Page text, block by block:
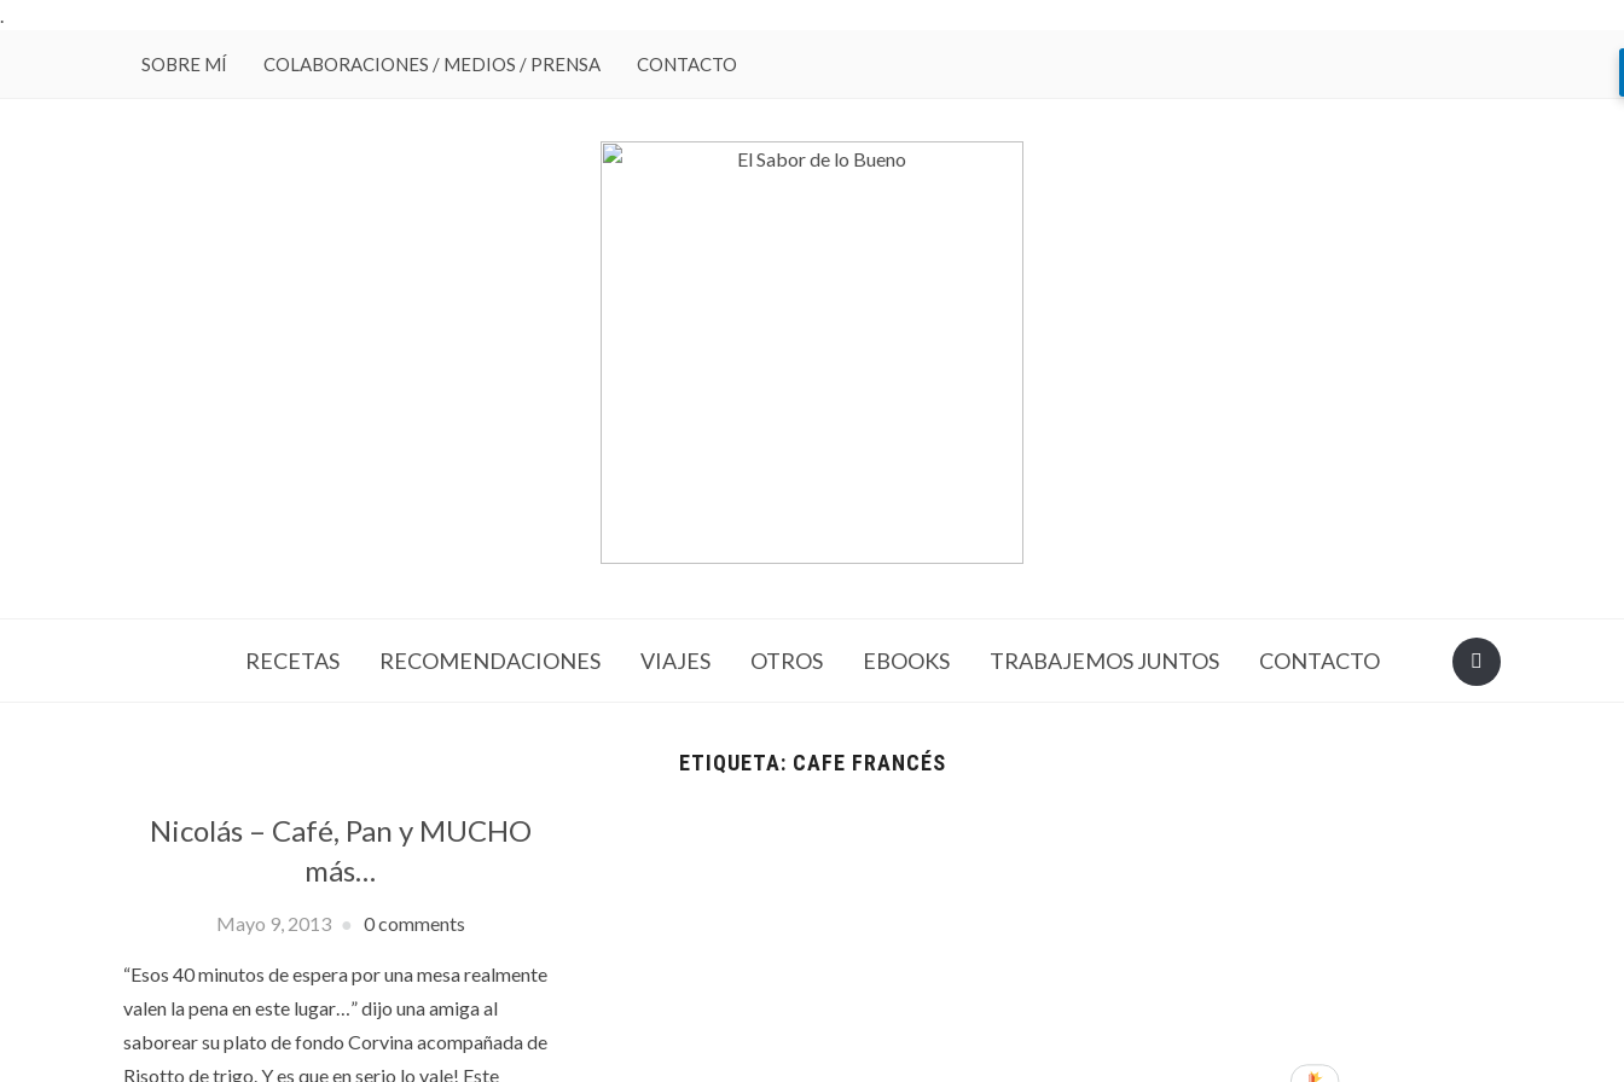
.
SOBRE MÍ COLABORACIONES / MEDIOS / PRENSA CONTACTO
RECETAS RECOMENDACIONES VIAJES OTROS EBOOKS TRABAJEMOS JUNTOS CONTACTO
ETIQUETA: CAFE FRANCÉS
Nicolás – Café, Pan y MUCHO
más…
Mayo 9, 2013 0 comments
“Esos 40 minutos de espera por una mesa realmente
valen la pena en este lugar…” dijo una amiga al
saborear su plato de fondo Corvina acompañada de
Risotto de trigo. Y es que en serio lo vale! Este